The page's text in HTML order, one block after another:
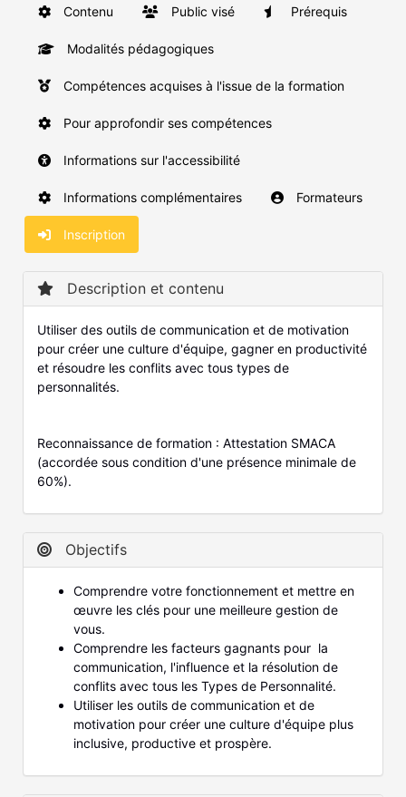
Contenu Public visé Prérequis
Modalités pédagogiques
Compétences acquises à l'issue de la formation
Pour approfondir ses compétences
Informations sur l'accessibilité
Informations complémentaires Formateurs
Inscription
Description et contenu
Utiliser des outils de communication et de motivation
pour créer une culture d'équipe, gagner en productivité
et résoudre les conflits avec tous types de
personnalités.
Reconnaissance de formation : Attestation SMACA
(accordée sous condition d'une présence minimale de
60%).
Objectifs
Comprendre votre fonctionnement et mettre en
œuvre les clés pour une meilleure gestion de
vous.
Comprendre les facteurs gagnants pour la
communication, l'influence et la résolution de
conflits avec tous les Types de Personnalité.
Utiliser les outils de communication et de
motivation pour créer une culture d'équipe plus
inclusive, productive et prospère.